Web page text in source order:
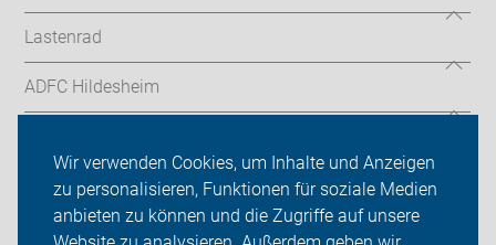
Wir verwenden Cookies, um Inhalte und Anzeigen
zu personalisieren, Funktionen für soziale Medien
anbieten zu können und die Zugriffe auf unsere
Lastenrad
ADFC Hildesheim
Presse
Login